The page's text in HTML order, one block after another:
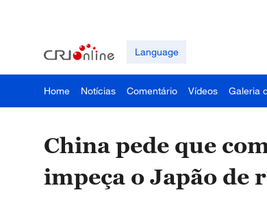
Language
Home Notícias Comentário Vídeos Galeria
China pede que
impeça o Japão